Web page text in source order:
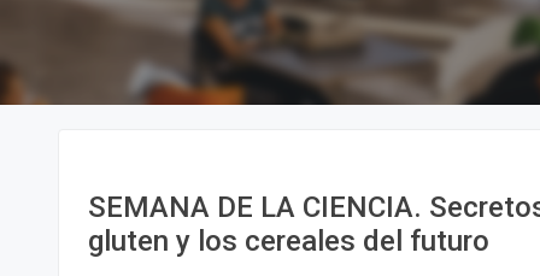
SEMANA DE LA CIENCIA.
gluten y los cereales del futuro